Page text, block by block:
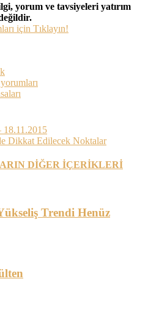
yorum ve tavsiyeleri yatırım
için Tıklayın!
18.11.2015
Dikkat Edilecek Noktalar
DİĞER İÇERİKLERİ
Trendi Henüz